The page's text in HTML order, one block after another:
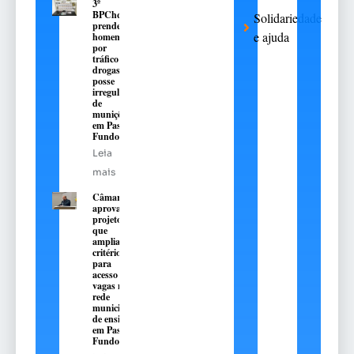
3º
BPChq
prende
homem
por
tráfico de
drogas e
posse
irregular
de
munições
em Passo
Fundo
Leia
mais
Câmara
aprova
projeto
que
amplia
critérios
para
acesso a
vagas na
rede
municipal
de ensino
em Passo
Fundo
Solidariedade
e ajuda